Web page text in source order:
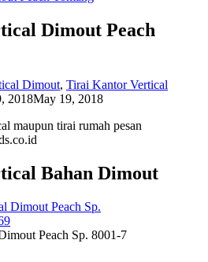
Dimout Peach
Dimout, Tirai Kantor Vertical
2018May 19, 2018
maupun tirai rumah pesan
Bahan Dimout
Peach Sp. 8001-7